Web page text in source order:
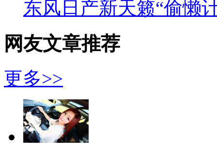
东风日产新天籁“偷懒
网友文章推荐
更多>>